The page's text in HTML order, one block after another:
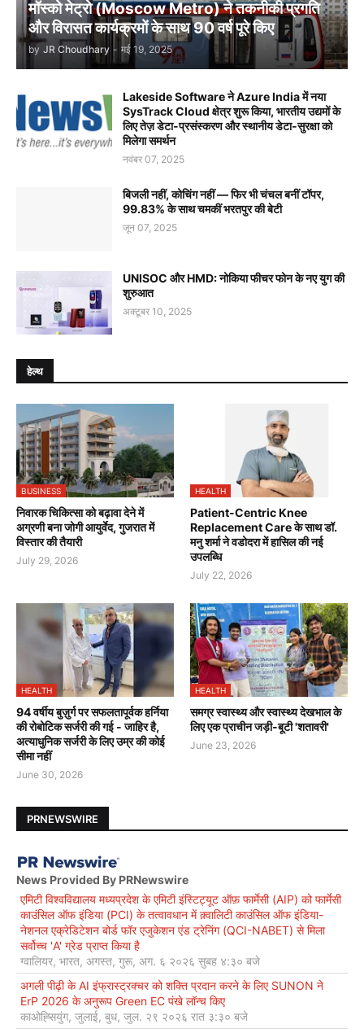
मॉस्को मेट्रो (Moscow Metro) ने तकनीकी प्रगति
और विरासत कार्यक्रमों के साथ 90 वर्ष पूरे किए
by JR Choudhary - मई 19, 2025
Lakeside Software ने Azure India में नया
SysTrack Cloud क्षेत्र शुरू किया, भारतीय उद्यमों के
लिए तेज़ डेटा-प्रसंस्करण और स्थानीय डेटा-सुरक्षा को
मिलेगा समर्थन
नवंबर 07, 2025
बिजली नहीं, कोचिंग नहीं — फिर भी चंचल बनीं टॉपर,
99.83% के साथ चमकीं भरतपुर की बेटी
जून 07, 2025
UNISOC और HMD: नोकिया फीचर फोन के नए युग की
शुरुआत
अक्टूबर 10, 2025
हेल्थ
BUSINESS
निवारक चिकित्सा को बढ़ावा देने में
अग्रणी बना जोगी आयुर्वेद, गुजरात में
विस्तार की तैयारी
July 29, 2026
HEALTH
Patient-Centric Knee
Replacement Care के साथ डॉ.
मनु शर्मा ने वडोदरा में हासिल की नई
उपलब्धि
July 22, 2026
HEALTH
94 वर्षीय बुज़ुर्ग पर सफलतापूर्वक हर्निया
की रोबोटिक सर्जरी की गई - जाहिर है,
अत्याधुनिक सर्जरी के लिए उम्र की कोई
सीमा नहीं
June 30, 2026
HEALTH
समग्र स्वास्थ्य और स्वास्थ्य देखभाल के
लिए एक प्राचीन जड़ी-बूटी 'शतावरी'
June 23, 2026
PRNEWSWIRE
News Provided By PRNewswire
एमिटी विश्वविद्यालय मध्यप्रदेश के एमिटी इंस्टिट्यूट ऑफ़ फार्मेसी (AIP) को फार्मेसी
काउंसिल ऑफ इंडिया (PCI) के तत्वावधान में क़्वालिटी काउंसिल ऑफ इंडिया-
नेशनल एक्रेडिटेशन बोर्ड फॉर एजुकेशन एंड ट्रेनिंग (QCI-NABET) से मिला
सर्वोच्च 'A' ग्रेड प्राप्त किया है
ग्वालियर, भारत, अगस्त, गुरू, अग. ६ २०२६ सुबह ४:३० बजे
अगली पीढ़ी के AI इंफ्रास्ट्रक्चर को शक्ति प्रदान करने के लिए SUNON ने
ErP 2026 के अनुरूप Green EC पंखे लॉन्च किए
काओह्सियुंग, जुलाई, बुध, जुल. २९ २०२६ रात ३:३० बजे